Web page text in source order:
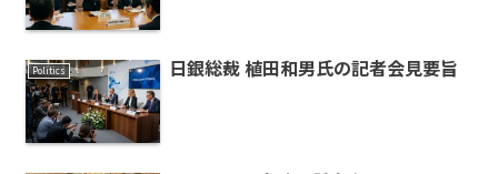
Politics 日銀総裁 植田和男氏の記者会見要旨